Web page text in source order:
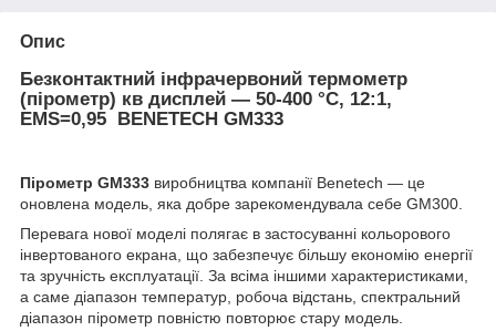
Опис
Безконтактний інфрачервоний термометр
(пірометр) кв дисплей — 50-400 °C, 12:1,
EMS=0,95 BENETECH GM333
Пірометр GM333 виробництва компанії Benetech — це
оновлена модель, яка добре зарекомендувала себе GM300.
Перевага нової моделі полягає в застосуванні кольорового
інвертованого екрана, що забезпечує більшу економію енергії
та зручність експлуатації. За всіма іншими характеристиками,
а саме діапазон температур, робоча відстань, спектральний
діапазон пірометр повністю повторює стару модель.